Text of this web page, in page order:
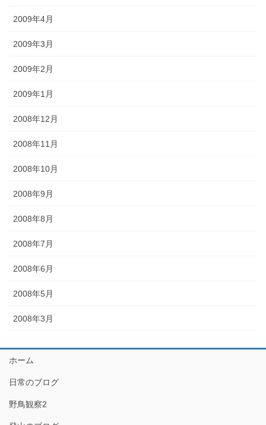
2009年4月
2009年3月
2009年2月
2009年1月
2008年12月
2008年11月
2008年10月
2008年9月
2008年8月
2008年7月
2008年6月
2008年5月
2008年3月
ホーム
日常のブログ
野鳥観察2